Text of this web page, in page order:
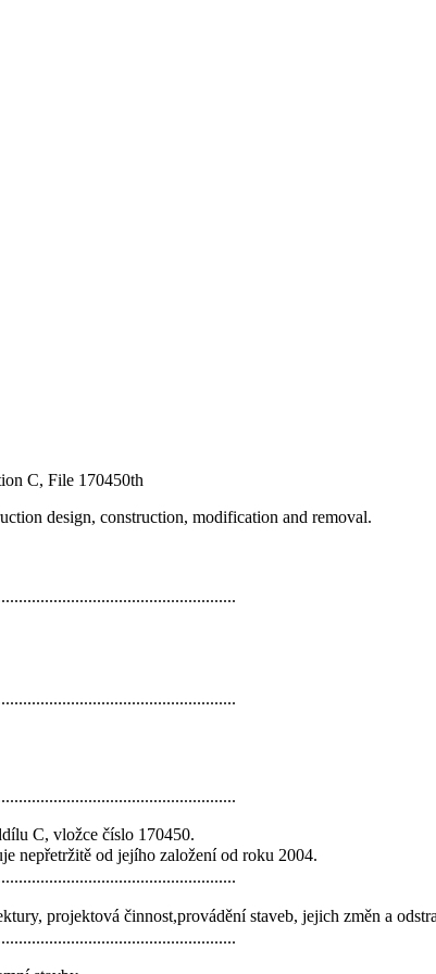
C, File 170450th
design, construction, modification and removal.
C, vložce číslo 170450.
nepřetržitě od jejího založení od roku 2004.
projektová činnost,provádění staveb, jejich změn a